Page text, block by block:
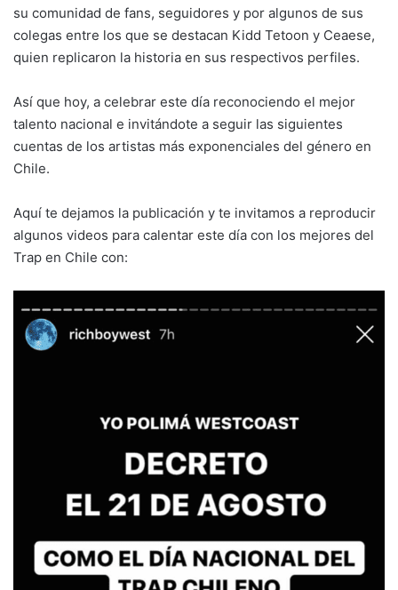
su comunidad de fans, seguidores y por algunos de sus
colegas entre los que se destacan Kidd Tetoon y Ceaese,
quien replicaron la historia en sus respectivos perfiles.
Así que hoy, a celebrar este día reconociendo el mejor
talento nacional e invitándote a seguir las siguientes
cuentas de los artistas más exponenciales del género en
Chile.
Aquí te dejamos la publicación y te invitamos a reproducir
algunos videos para calentar este día con los mejores del
Trap en Chile con: